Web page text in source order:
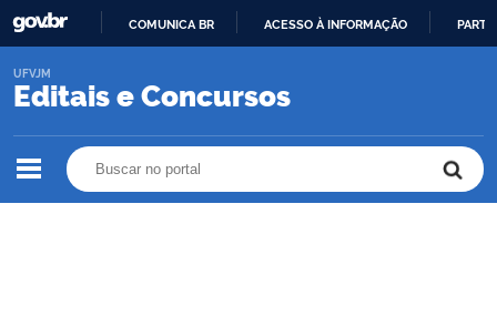
O
COMUNICA BR ACESSO À INFORMAÇÃO
Editais e Concursos
UFVJM